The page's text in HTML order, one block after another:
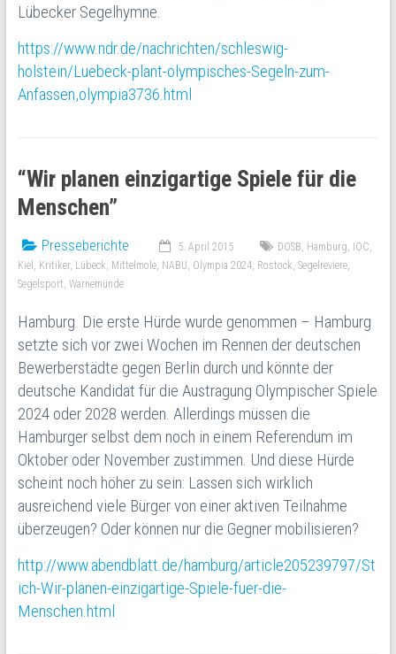
Lübecker Segelhymne.
https://www.ndr.de/nachrichten/schleswig-
holstein/Luebeck-plant-olympisches-Segeln-zum-
Anfassen,olympia3736.html
“Wir planen einzigartige Spiele für die
Menschen”
Presseberichte 5. April 2015 DOSB, Hamburg, IOC,
Kiel , Kritiker, Lübeck, Mittelmole, NABU, Olympia 2024, Rostock, Segelreviere,
Segelsport, Warnemünde
Hamburg. Die erste Hürde wurde genommen – Hamburg
setzte sich vor zwei Wochen im Rennen der deutschen
Bewerberstädte gegen Berlin durch und könnte der
deutsche Kandidat für die Austragung Olympischer Spiele
2024 oder 2028 werden. Allerdings müssen die
Hamburger selbst dem noch in einem Referendum im
Oktober oder November zustimmen. Und diese Hürde
scheint noch höher zu sein: Lassen sich wirklich
ausreichend viele Bürger von einer aktiven Teilnahme
überzeugen? Oder können nur die Gegner mobilisieren?
http://www.abendblatt.de/hamburg/article205239797/St
ich-Wir-planen-einzigartige-Spiele-fuer-die-
Menschen.html